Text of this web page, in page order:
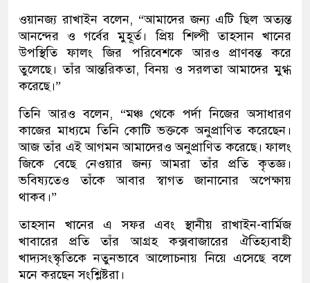
ওয়ানজ্য রাখাইন বলেন, “আমাদের জন্য এটি ছিল অত্যন্ত
আনন্দের ও গর্বের মুহূর্ত। প্রিয় শিল্পী তাহসান খানের
উপস্থিতি ফালং জির পরিবেশকে আরও প্রাণবন্ত করে
তুলেছে। তাঁর আন্তরিকতা, বিনয় ও সরলতা আমাদের মুগ্ধ
করেছে।”
তিনি আরও বলেন, “মঞ্চ থেকে পর্দা নিজের অসাধারণ
কাজের মাধ্যমে তিনি কোটি ভক্তকে অনুপ্রাণিত করেছেন।
আজ তাঁর এই আগমন আমাদেরও অনুপ্রাণিত করেছে। ফালং
জিকে বেছে নেওয়ার জন্য আমরা তাঁর প্রতি কৃতজ্ঞ।
ভবিষ্যতেও তাঁকে আবার স্বাগত জানানোর অপেক্ষায়
থাকব।”
তাহসান খানের এ সফর এবং স্থানীয় রাখাইন-বার্মিজ
খাবারের প্রতি তাঁর আগ্রহ কক্সবাজারের ঐতিহ্যবাহী
খাদ্যসংস্কৃতিকে নতুনভাবে আলোচনায় নিয়ে এসেছে বলে
মনে করছেন সংশ্লিষ্টরা।